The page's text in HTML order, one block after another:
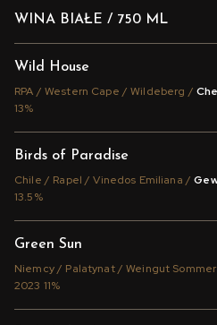
WINA BIAŁE / 750 ML
Wild House
RPA / Western Cape / Wildeberg /
13%
Birds of Paradise
Chile / Rapel / Vinedos Emiliana /
13.5%
Green Sun
Niemcy / Palatynat / Weingut
2023 11%